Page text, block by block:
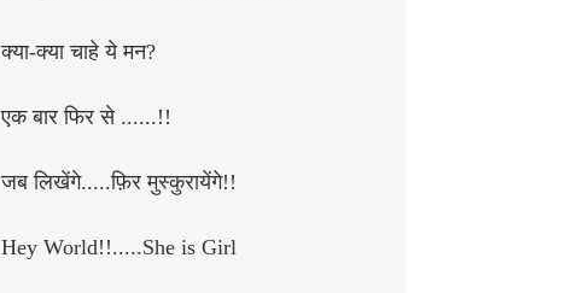
क्या-क्या चाहे ये मन?
एक बार फिर से ......!!
जब लिखेंगे.....फ़िर मुस्कुरायेंगे!!
Hey World!!.....She is Girl